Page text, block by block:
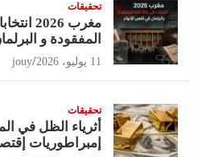
تحقيقات
مغرب
المفقودة و
11 يوليو، 2026 jouy
تحقيقات
أثرياء الظل في
إمبراطوريات